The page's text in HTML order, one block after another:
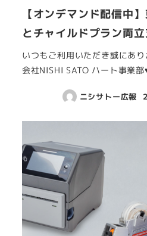
【オンデマンド配信中
とチャイルドプラン両
いつもご利用いただき誠にあ
会社NISHI SATO ハート事業
ニシサトー広報